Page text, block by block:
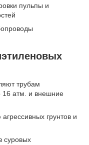
пульпы и
трубам
16 атм. и внешние
грунтов и
суровых